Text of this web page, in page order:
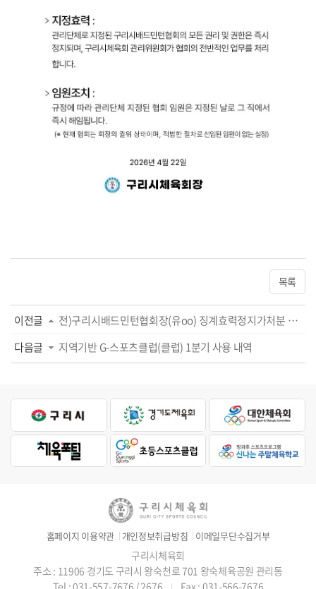
목록
이전글
전)구리시배드민턴협회장(유oo) 징계효력정지가처분 신청에 대한 결정(2026.04.21.) ...
다음글
지역기반 G-스포츠클럽(클럽) 1분기 사용 내역
홈페이지 이용약관 개인정보취급방침 이메일무단수집거부
구리시체육회
주소 : 11906 경기도 구리시 왕숙천로 701 왕숙체육공원 관리동